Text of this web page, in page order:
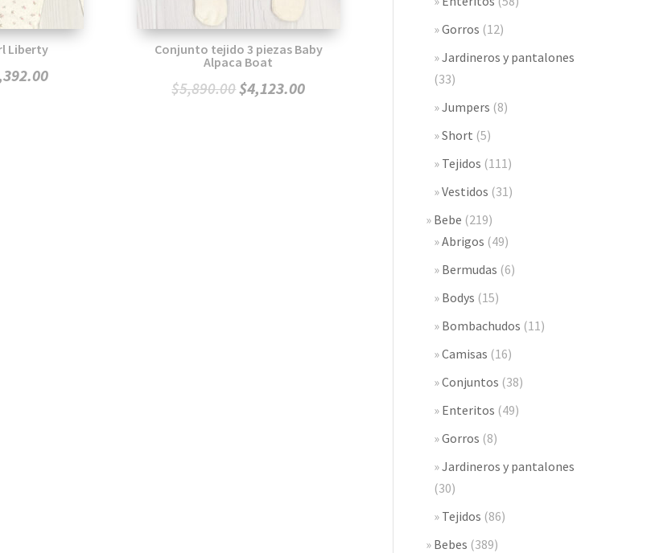
Liberty
El
Conjunto tejido 3 piezas Baby
Alpaca Boat
$5,890.00 El
$4,123.00El
Gorros (12)
Jardineros y pantalones
(33)
Jumpers (8)
Short (5)
Tejidos (111)
Vestidos (31)
Bebe (219)
Abrigos (49)
Bermudas (6)
Bodys (15)
Bombachudos (11)
Camisas (16)
Conjuntos (38)
Enteritos (49)
Gorros (8)
Jardineros y pantalones
(30)
Tejidos (86)
Bebes (389)